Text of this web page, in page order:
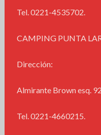
Tel. 0221-4535702.
CAMPING PUNTA
Dirección:
Almirante Brown esq.
Tel. 0221-4660215.